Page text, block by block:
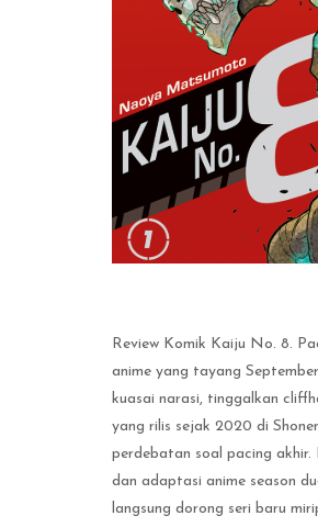
Review Komik Kaiju No. 8.
anime yang tayang
kuasai narasi, tinggalkan
yang rilis sejak 2020 di
perdebatan soal pacing
dan adaptasi anime season
langsung dorong seri baru